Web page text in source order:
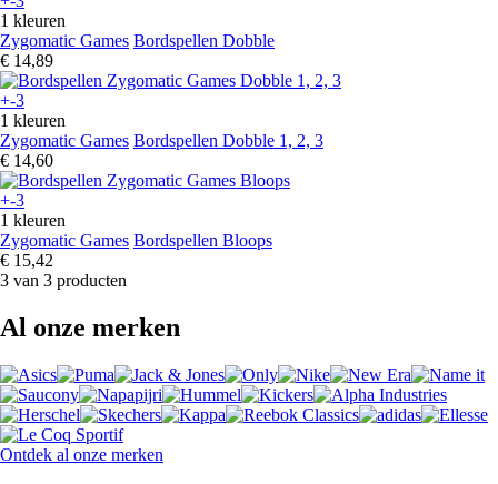
1 kleuren
Zygomatic Games Bordspellen Dobble
€ 14,89
+-3
1 kleuren
Zygomatic Games Bordspellen Dobble 1, 2, 3
€ 14,60
+-3
1 kleuren
Zygomatic Games Bordspellen Bloops
€ 15,42
3 van 3 producten
Al onze merken
Ontdek al onze merken